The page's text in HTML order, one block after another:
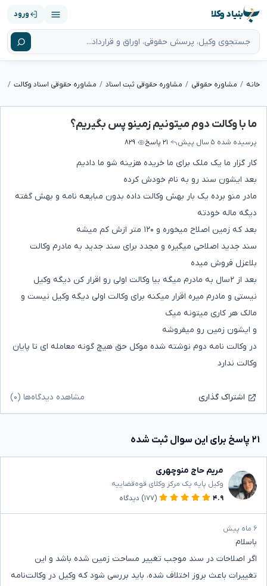
بنیاد وکلا ورود
خانه مشاوره حقوقی مشاوره حقوقی ثبت اسناد مشاوره حقوقی اسناد وکالت
ما با وکالت دوم میتونیم زمینو پس بگیریم؟
پرسیده شده ۵ سال پیش ۲۱ پاسخ ۸۲۹
کار گزار ما یک ملک برای ما خریده هزینه شو ما دادیم
بعد ایشون سند رو به نام خودش کرده
مادر منو برده یک بار بهش وکالت داده بدون مبایعه نامه و بهش گفته
دیگه ماله خودته
بعد که زمین اصلاح میخوره و ۱۲۰ متر ازش کم میشه
سند جدید اصلاحی میگیره و مجدد برای سند جدید به مادرم وکالت
بلاعزل فروش میده
بعد از ۲سال به مادرم میگه بیا وکالت اولی رو اقرار کن دیگه وکیل
نیستی و مادرم میره اقرار میکنه برای وکالت اولی دیگه وکیل نیست و
مالک هر کاری میتونه میک
و ایشون زمین رو میفروشه
در وکالت نامه دوم نوشته شده موکل حق هیچ گونه معامله ای تا پایان
وکالت ندارد
اشتراک گذاری مشاهده دیدگاه‌ها (۰)
۲۱ پاسخ برای این سوال ثبت شده
مریم حاج منوچهری
وکیل پایه یک مرکز وکلای قوه‌قضاییه
۴.۹
(۱۷۷) دیدگاه
۶ ماه پیش
باسلام
اگر اصلاحات در سند موجب تغییر مساحت زمین شده باشد و این
تغییرات باعث بروز اختلاف شده، باید بررسی شود که وکیل در وکالت‌نامه